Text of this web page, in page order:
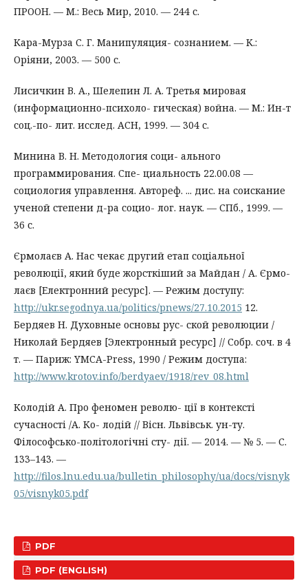
ПРООН. — М.: Весь Мир, 2010. — 244 с.
Кара-Мурза С. Г. Манипуляция- сознанием. — К.:
Оріяни, 2003. — 500 с.
Лисичкин В. А., Шелепин Л. А. Третья мировая
(информационно-психоло- гическая) война. — М.: Ин-т
соц.-по- лит. исслед. АСН, 1999. — 304 с.
Минина В. Н. Методология соци- ального
программирования. Спе- циальность 22.00.08 —
социология управлення. Автореф. ... дис. на соискание
ученой степени д-ра социо- лог. наук. — СПб., 1999. —
36 с.
Єрмолаєв А. Нас чекає другий етап соціальної
революції, який буде жорсткіший за Майдан / А. Єрмо-
лаєв [Електронний ресурс]. — Режим доступу:
http://ukr.segodnya.ua/politics/pnews/27.10.2015 12.
Бердяев Н. Духовные основы рус- ской революции /
Николай Бердяев [Электронный ресурс] // Собр. соч. в 4
т. — Париж: YMCA-Press, 1990 / Режим доступа:
http://www.krotov.info/berdyaev/1918/rev_08.html
Колодій А. Про феномен револю- ції в контексті
сучасності /А. Ко- лодій // Вісн. Львівськ. ун-ту.
Філософсько-політологічні сту- дії. — 2014. — № 5. — С.
133–143. —
http://filos.lnu.edu.ua/bulletin_philosophy/ua/docs/visnyk
05/visnyk05.pdf
PDF
PDF (ENGLISH)